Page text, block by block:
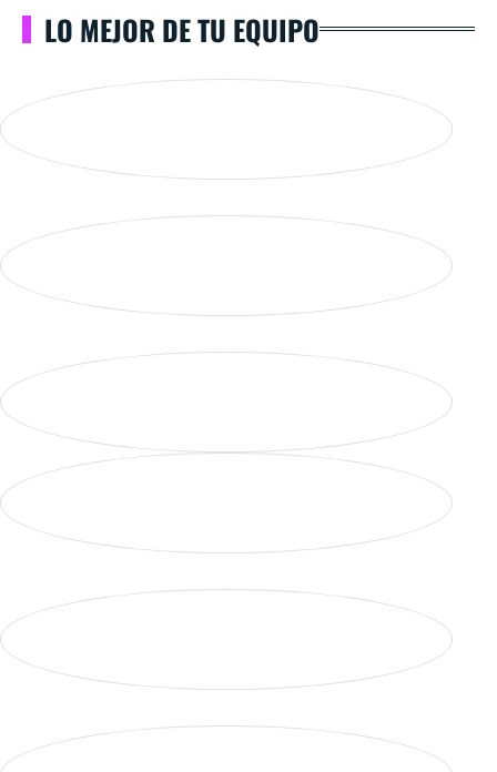
LO MEJOR DE TU EQUIPO